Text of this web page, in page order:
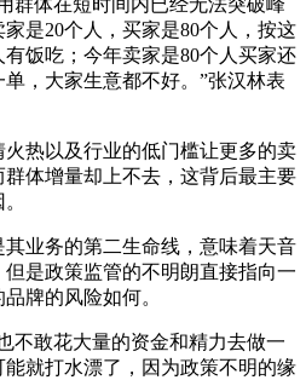
群体在短时间内已经无法突破峰
是20个人，买家是80个人，按这
饭吃；今年卖家是80个人买家还
，大家生意都不好。”张汉林表
热以及行业的低门槛让更多的卖
体增量却上不去，这背后最主要
业务的第二生命线，意味着天音
是政策监管的不明朗直接指向一
牌的风险如何。
不敢花大量的资金和精力去做一
就打水漂了，因为政策不明的缘